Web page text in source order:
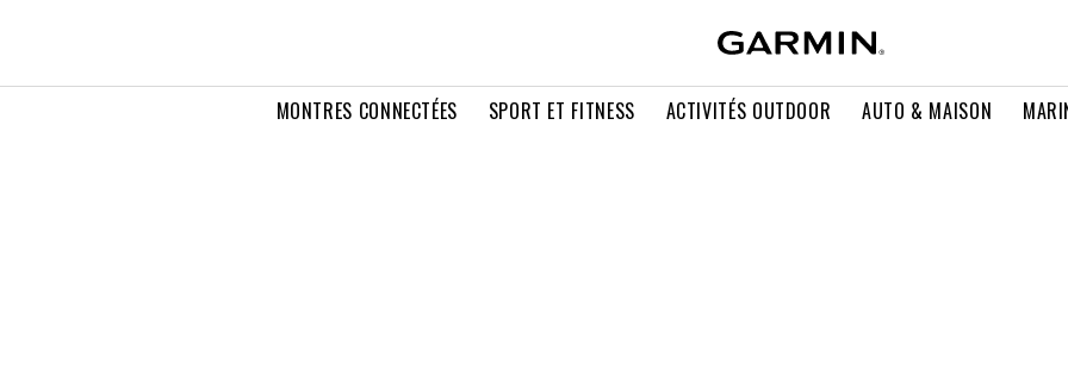
MONTRES CONNECTÉES SPORT ET FITNESS ACTIVITÉS OUTDOOR AUTO & MAISON